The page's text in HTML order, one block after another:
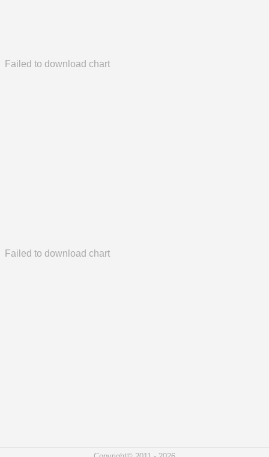
Failed to download chart
Failed to download chart